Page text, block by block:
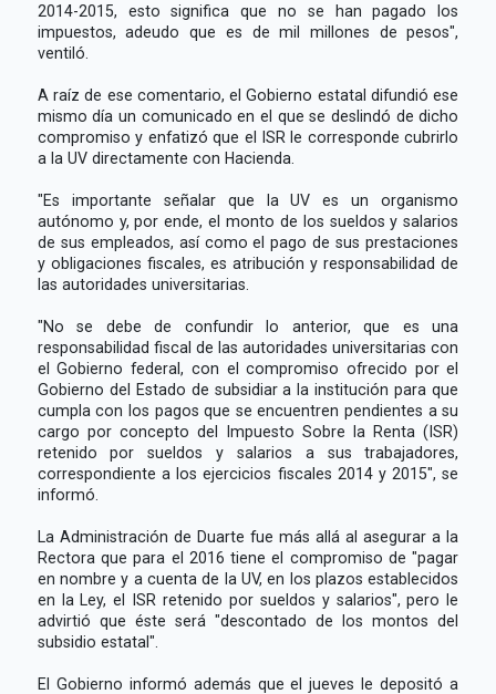
2014-2015, esto significa que no se han pagado los
impuestos, adeudo que es de mil millones de pesos",
ventiló.
A raíz de ese comentario, el Gobierno estatal difundió ese
mismo día un comunicado en el que se deslindó de dicho
compromiso y enfatizó que el ISR le corresponde cubrirlo
a la UV directamente con Hacienda.
"Es importante señalar que la UV es un organismo
autónomo y, por ende, el monto de los sueldos y salarios
de sus empleados, así como el pago de sus prestaciones
y obligaciones fiscales, es atribución y responsabilidad de
las autoridades universitarias.
"No se debe de confundir lo anterior, que es una
responsabilidad fiscal de las autoridades universitarias con
el Gobierno federal, con el compromiso ofrecido por el
Gobierno del Estado de subsidiar a la institución para que
cumpla con los pagos que se encuentren pendientes a su
cargo por concepto del Impuesto Sobre la Renta (ISR)
retenido por sueldos y salarios a sus trabajadores,
correspondiente a los ejercicios fiscales 2014 y 2015", se
informó.
La Administración de Duarte fue más allá al asegurar a la
Rectora que para el 2016 tiene el compromiso de "pagar
en nombre y a cuenta de la UV, en los plazos establecidos
en la Ley, el ISR retenido por sueldos y salarios", pero le
advirtió que éste será "descontado de los montos del
subsidio estatal".
El Gobierno informó además que el jueves le depositó a